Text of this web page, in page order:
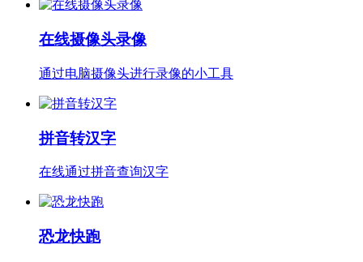
在线摄像头录像
通过电脑摄像头进行录像的小工具
拼音转汉字
在线通过拼音查询汉字
恐龙快跑